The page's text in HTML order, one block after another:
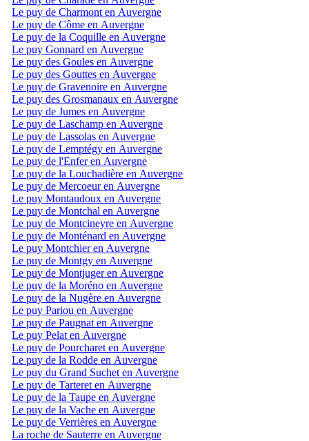
Le puy de Charmont en Auvergne
Le puy de Côme en Auvergne
Le puy de la Coquille en Auvergne
Le puy Gonnard en Auvergne
Le puy des Goules en Auvergne
Le puy des Gouttes en Auvergne
Le puy de Gravenoire en Auvergne
Le puy des Grosmanaux en Auvergne
Le puy de Jumes en Auvergne
Le puy de Laschamp en Auvergne
Le puy de Lassolas en Auvergne
Le puy de Lemptégy en Auvergne
Le puy de l'Enfer en Auvergne
Le puy de la Louchadière en Auvergne
Le puy de Mercoeur en Auvergne
Le puy Montaudoux en Auvergne
Le puy de Montchal en Auvergne
Le puy de Montcineyre en Auvergne
Le puy de Monténard en Auvergne
Le puy Montchier en Auvergne
Le puy de Montgy en Auvergne
Le puy de Montjuger en Auvergne
Le puy de la Moréno en Auvergne
Le puy de la Nugère en Auvergne
Le puy Pariou en Auvergne
Le puy de Paugnat en Auvergne
Le puy Pelat en Auvergne
Le puy de Pourcharet en Auvergne
Le puy de la Rodde en Auvergne
Le puy du Grand Suchet en Auvergne
Le puy de Tarteret en Auvergne
Le puy de la Taupe en Auvergne
Le puy de la Vache en Auvergne
Le puy de Verrières en Auvergne
La roche de Sauterre en Auvergne